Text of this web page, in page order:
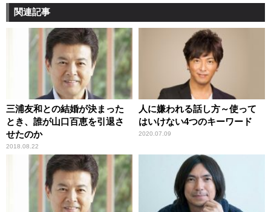
関連記事
三浦友和との結婚が決まった
とき、誰が山口百恵を引退さ
せたのか
2018.08.22
人に嫌われる話し方～使って
はいけない4つのキーワード
2020.07.09